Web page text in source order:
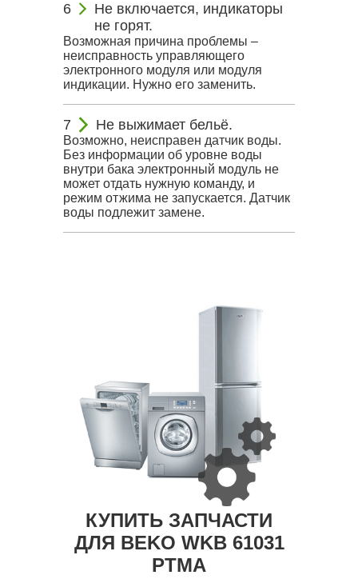
Не включается, индикаторы
не горят.
Возможная причина проблемы –
неисправность управляющего
электронного модуля или модуля
индикации. Нужно его заменить.
Не выжимает бельё.
Возможно, неисправен датчик воды.
Без информации об уровне воды
внутри бака электронный модуль не
может отдать нужную команду, и
режим отжима не запускается. Датчик
воды подлежит замене.
КУПИТЬ ЗАПЧАСТИ
ДЛЯ BEKO WKB 61031
PTMA